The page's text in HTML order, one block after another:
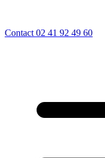
Contact 02 41 92 49 60